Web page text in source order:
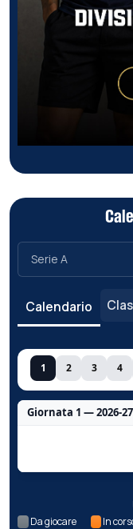
Calendario
1 2 3 4
Giornata 1 — 2026-27
Da giocare In